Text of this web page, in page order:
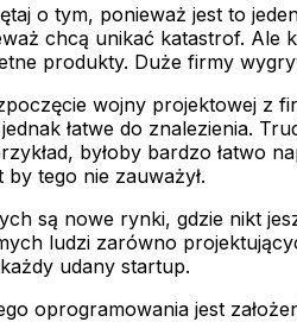
o tym, ponieważ jest to
chcą unikać katastrof. Ale
produkty. Duże firmy
wojny projektowej z
łatwe do znalezienia.
byłoby bardzo łatwo
tego nie zauważył.
są nowe rynki, gdzie nikt
ludzi zarówno
udany startup.
oprogramowania jest